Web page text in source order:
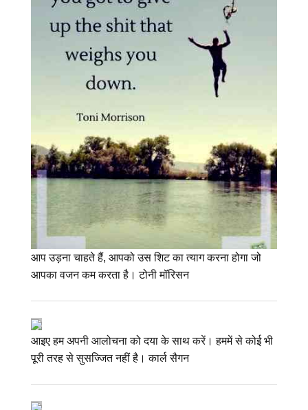
आप उड़ना चाहते हैं, आपको उस शिट का त्याग करना होगा जो
आपका वजन कम करता है। टोनी मॉरिसन
आइए हम अपनी आलोचना को दया के साथ करें। हममें से कोई भी
पूरी तरह से सुसज्जित नहीं है। कार्ल सैगन